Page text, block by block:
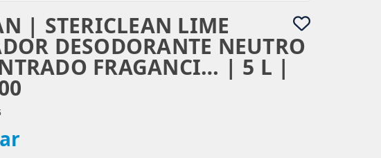
| STERICLEAN LIME
DESODORANTE NEUTRO
FRAGANCI… | 5 L |